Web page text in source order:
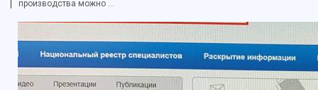
производства можно …